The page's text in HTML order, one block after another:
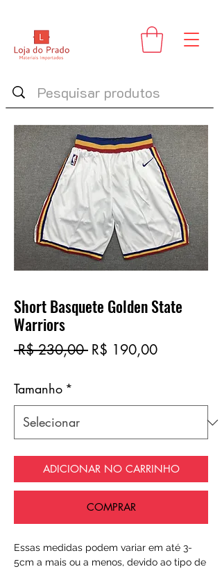
Short Basquete Golden State
Warriors
R$ 230,00 Preço
R$ 190,00Preço
Tamanho *
ADICIONAR NO CARRINHO
COMPRAR
Essas medidas podem variar em até 3-
5cm a mais ou a menos, devido ao tipo de